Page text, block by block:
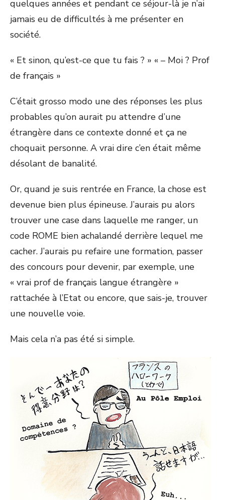
quelques années et pendant ce séjour-là je n’ai
jamais eu de difficultés à me présenter en
société.
« Et sinon, qu’est-ce que tu fais ? » « – Moi ? Prof
de français »
C’était grosso modo une des réponses les plus
probables qu’on aurait pu attendre d’une
étrangère dans ce contexte donné et ça ne
choquait personne. A vrai dire c’en était même
désolant de banalité.
Or, quand je suis rentrée en France, la chose est
devenue bien plus épineuse. J’aurais pu alors
trouver une case dans laquelle me ranger, un
code ROME bien achalandé derrière lequel me
cacher. J’aurais pu refaire une formation, passer
des concours pour devenir, par exemple, une
« vrai prof de français langue étrangère »
rattachée à l’Etat ou encore, que sais-je, trouver
une nouvelle voie.
Mais cela n’a pas été si simple.